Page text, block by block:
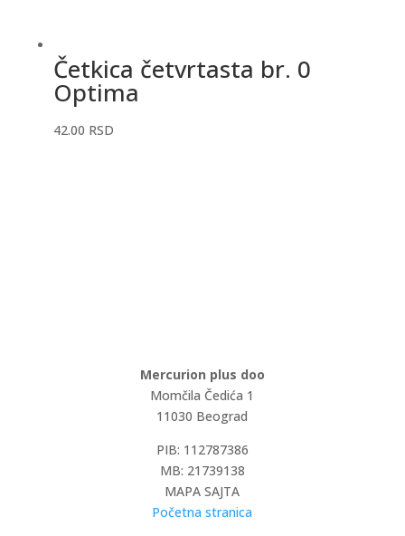
Četkica četvrtasta br. 0
Optima
42.00 RSD
Mercurion plus doo
Momčila Čedića 1
11030 Beograd
PIB: 112787386
MB: 21739138
MAPA SAJTA
Početna stranica